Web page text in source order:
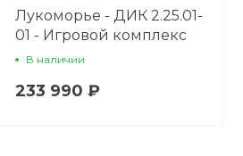
Лукоморье - ДИК 2.25.01-
01 - Игровой комплекс
H=1200
В наличии
233 990 ₽